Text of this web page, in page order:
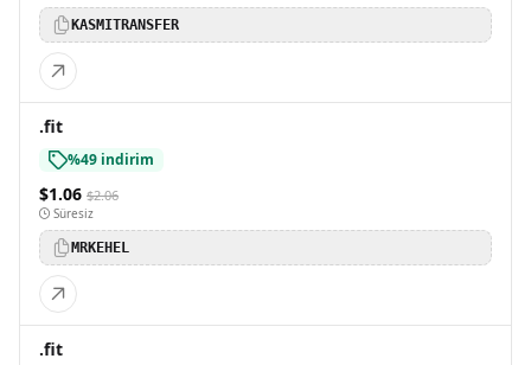
KASMITRANSFER
.fit
%49 indirim
$1.06 $2.06
Süresiz
MRKEHEL
.fit